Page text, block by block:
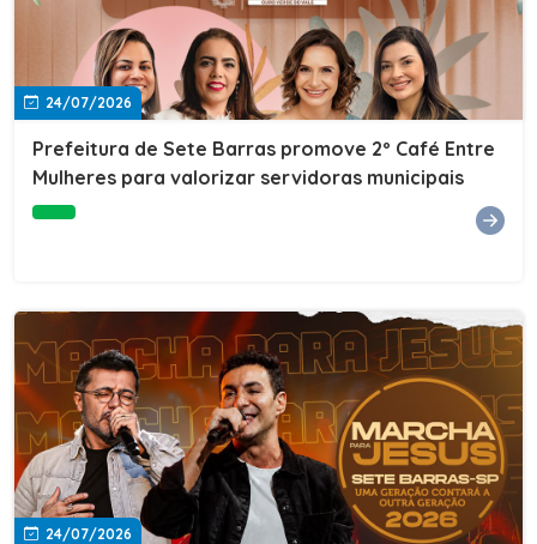
24/07/2026
Prefeitura de Sete Barras promove 2º Café Entre
Mulheres para valorizar servidoras municipais
24/07/2026